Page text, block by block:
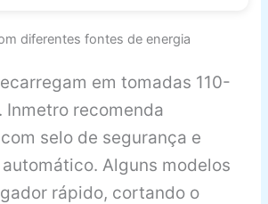
diferentes fontes de energia
em tomadas 110-
Inmetro recomenda
selo de segurança e
Alguns modelos
rápido, cortando o